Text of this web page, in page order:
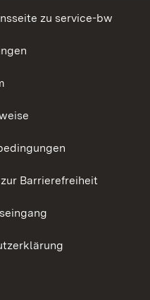
zu service-bw
Barrierefreiheit